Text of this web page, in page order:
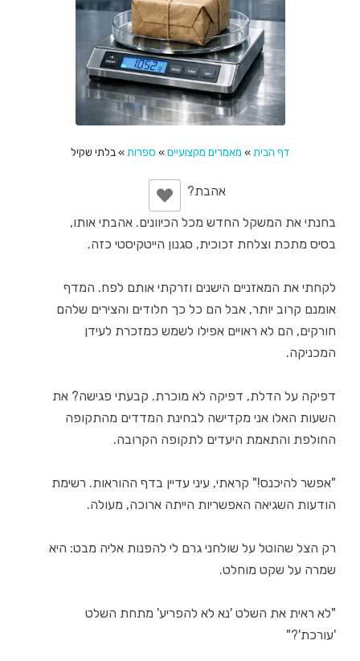
דף הבית » מאמרים מקצועיים» ספרות » בלתי שקיל
בחנתי את המשקל החדש מכל הכיוונים. אהבתי אותו,
בסיס מתכת וצלחת זכוכית, סגנון הייטקיסטי כזה.
לקחתי את המאזניים הישנים וזרקתי אותם לפח. המדף
אומנם קרוב יותר, אבל הם כל כך חלודים והצירים שלהם
חורקים, הם לא ראויים אפילו לשמש כמזכרת לעידן
המכניקה.
דפיקה על הדלת, דפיקה לא מוכרת. קבעתי פגישה? את
השעות האלו אני מקדישה לבחינת המדדים מהתקופה
החולפת והתאמת היעדים לתקופה הקרובה.
"אפשר להיכנס!" קראתי, עיני עדיין בדף ההוראות. רשימת
הודעות השגיאה האפשריות הייתה ארוכה, מעולה.
רק הצל שהוטל על שולחני גרם לי להפנות אליה מבט: היא
שמרה על שקט מוחלט.
"לא ראית את השלט 'נא לא להפריע' מתחת השלט
'עורכת'?"